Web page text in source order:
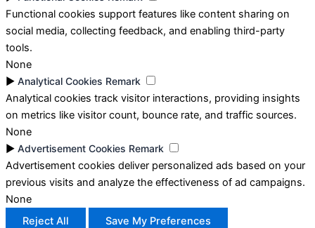
Functional cookies support features like content sharing on
social media, collecting feedback, and enabling third-party
tools.
None
► Analytical Cookies Remark
Analytical cookies track visitor interactions, providing insights
on metrics like visitor count, bounce rate, and traffic sources.
None
► Advertisement Cookies Remark
Advertisement cookies deliver personalized ads based on your
previous visits and analyze the effectiveness of ad campaigns.
None
Reject All
Save My Preferences